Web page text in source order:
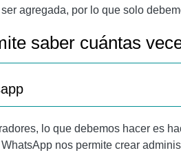
agregada, por lo que solo
saber cuántas
lo que debemos hacer es
WhatsApp nos permite crear